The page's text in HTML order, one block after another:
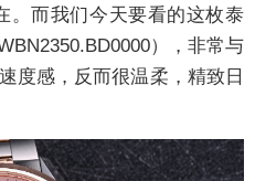
。而我们今天要看的这枚泰
），非常与
度感，反而很温柔，精致日